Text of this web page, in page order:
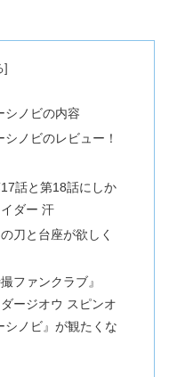
ノビの内容
ノビのレビュー！
話と第18話にしか
ダー 汗
刀と台座が欲しく
ファンクラブ』
ージオウ スピンオ
シノビ』が観たくな